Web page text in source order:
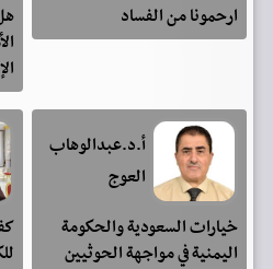
ارحمونا من الفساد
أ.د.عبدالوهاب
العوج
خيارات السعودية والحكومة
اليمنية في مواجهة الحوثيين